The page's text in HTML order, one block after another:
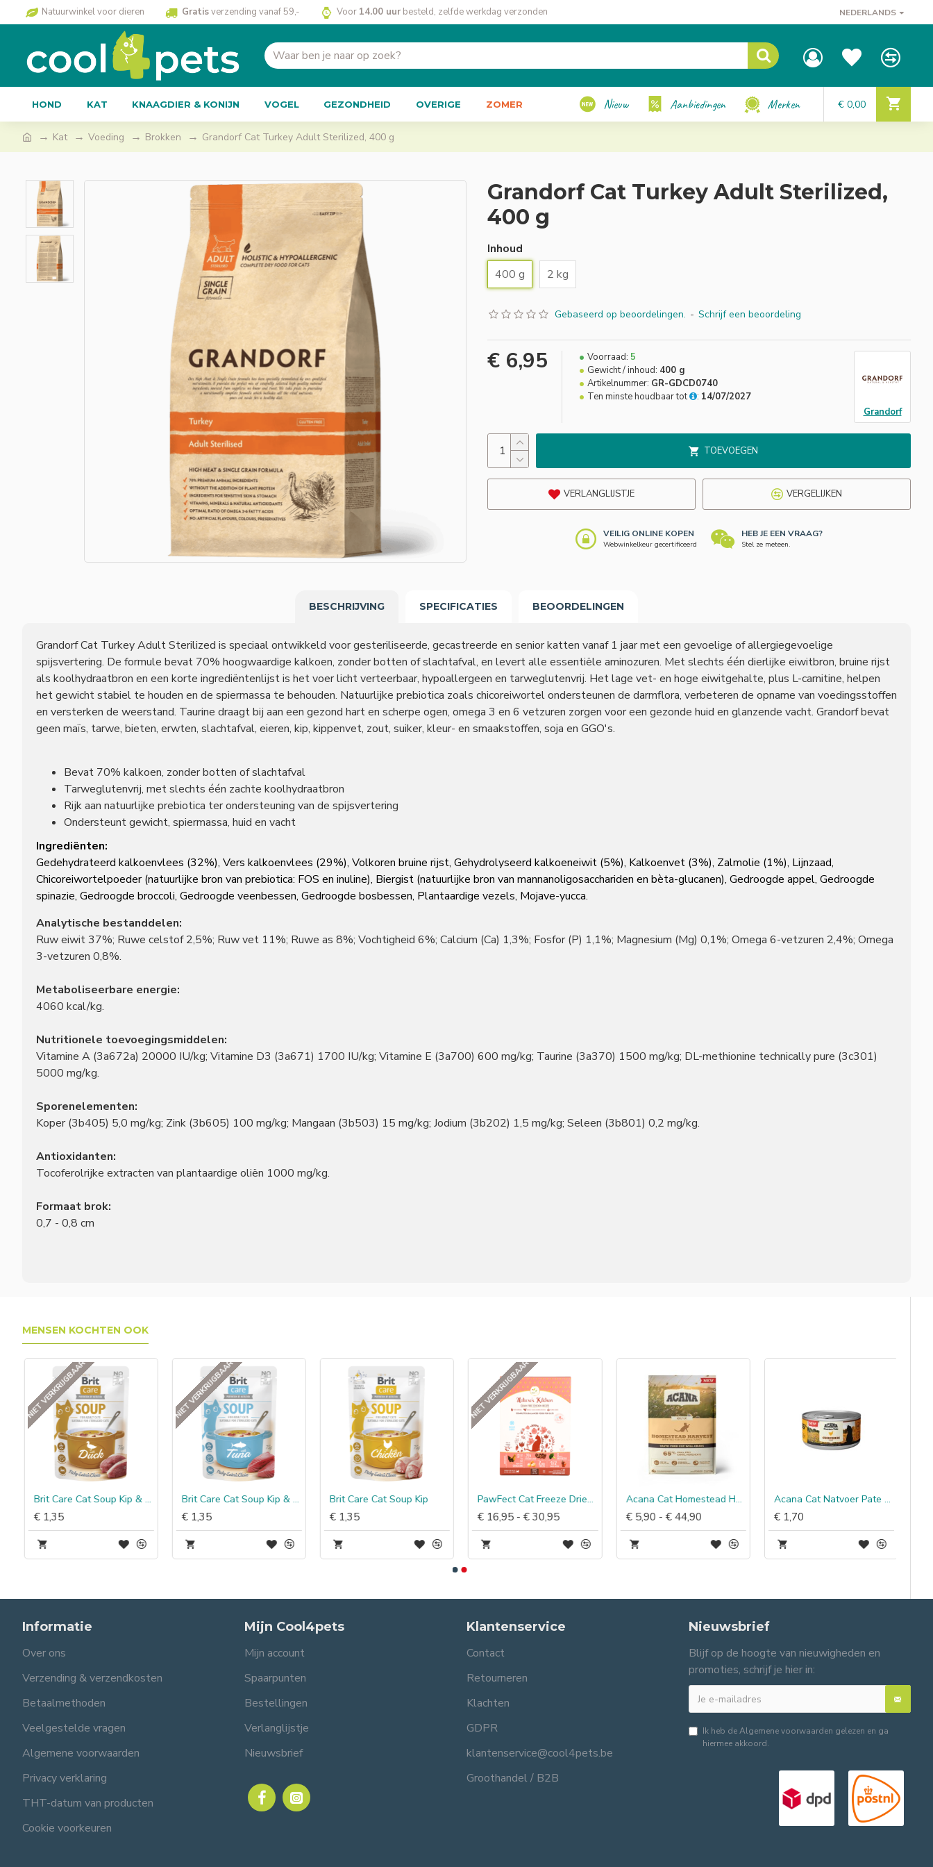
Natuurwinkel voor dieren Gratisverzending vanaf 59,- Voor 14.00 uur besteld, zelfde werkdag verzonden NEDERLANDS
HOND KAT KNAAGDIER & KONIJN VOGEL GEZONDHEID OVERIGE ZOMER Nieuw Aanbiedingen Merken € 0,00
Kat Voeding Brokken Grandorf Cat Turkey Adult Sterilized, 400 g
Inhoud
400 g
2 kg
Grandorf Cat Turkey Adult Sterilized,
400 g
Gebaseerd op beoordelingen. - Schrijf een beoordeling
€ 6,95 Voorraad: 5
Gewicht / inhoud: 400 g
Artikelnummer: GR-GDCD0740
Ten minste houdbaar tot
: 14/07/2027
Grandorf
TOEVOEGEN
VERLANGLIJSTJE VERGELIJKEN
VEILIG ONLINE KOPEN
Webwinkelkeur gecertificeerd
HEB JE EEN VRAAG?
Stel ze meteen.
BESCHRIJVING SPECIFICATIES BEOORDELINGEN
Grandorf Cat Turkey Adult Sterilized is speciaal ontwikkeld voor gesteriliseerde, gecastreerde en senior katten vanaf 1 jaar met een gevoelige of allergiegevoelige
spijsvertering. De formule bevat 70% hoogwaardige kalkoen, zonder botten of slachtafval, en levert alle essentiële aminozuren. Met slechts één dierlijke eiwitbron, bruine rijst
als koolhydraatbron en een korte ingrediëntenlijst is het voer licht verteerbaar, hypoallergeen en tarweglutenvrij. Het lage vet- en hoge eiwitgehalte, plus L-carnitine, helpen
het gewicht stabiel te houden en de spiermassa te behouden. Natuurlijke prebiotica zoals chicoreiwortel ondersteunen de darmflora, verbeteren de opname van voedingsstoffen
en versterken de weerstand. Taurine draagt bij aan een gezond hart en scherpe ogen, omega 3 en 6 vetzuren zorgen voor een gezonde huid en glanzende vacht. Grandorf bevat
geen maïs, tarwe, bieten, erwten, slachtafval, eieren, kip, kippenvet, zout, suiker, kleur- en smaakstoffen, soja en GGO's.
Bevat 70% kalkoen, zonder botten of slachtafval
Tarweglutenvrij, met slechts één zachte koolhydraatbron
Rijk aan natuurlijke prebiotica ter ondersteuning van de spijsvertering
Ondersteunt gewicht, spiermassa, huid en vacht
Ingrediënten:
Gedehydrateerd kalkoenvlees (32%), Vers kalkoenvlees (29%), Volkoren bruine rijst, Gehydrolyseerd kalkoeneiwit (5%), Kalkoenvet (3%), Zalmolie (1%), Lijnzaad,
Chicoreiwortelpoeder (natuurlijke bron van prebiotica: FOS en inuline), Biergist (natuurlijke bron van mannanoligosacchariden en bèta-glucanen), Gedroogde appel, Gedroogde
spinazie, Gedroogde broccoli, Gedroogde veenbessen, Gedroogde bosbessen, Plantaardige vezels, Mojave-yucca.
Analytische bestanddelen:
Ruw eiwit 37%; Ruwe celstof 2,5%; Ruw vet 11%; Ruwe as 8%; Vochtigheid 6%; Calcium (Ca) 1,3%; Fosfor (P) 1,1%; Magnesium (Mg) 0,1%; Omega 6-vetzuren 2,4%; Omega
3-vetzuren 0,8%.
Metaboliseerbare energie:
4060 kcal/kg.
Nutritionele toevoegingsmiddelen:
Vitamine A (3a672a) 20000 IU/kg; Vitamine D3 (3a671) 1700 IU/kg; Vitamine E (3a700) 600 mg/kg; Taurine (3a370) 1500 mg/kg; DL-methionine technically pure (3c301)
5000 mg/kg.
Sporenelementen:
Koper (3b405) 5,0 mg/kg; Zink (3b605) 100 mg/kg; Mangaan (3b503) 15 mg/kg; Jodium (3b202) 1,5 mg/kg; Seleen (3b801) 0,2 mg/kg.
Antioxidanten:
Tocoferolrijke extracten van plantaardige oliën 1000 mg/kg.
Formaat brok:
0,7 - 0,8 cm
MENSEN KOCHTEN OOK
NIET VERKRIJGBAAR
Brit Care Cat Soup Kip & Eend
€ 1,35
NIET VERKRIJGBAAR
Brit Care Cat Soup Kip & Tonijn
€ 1,35
Brit Care Cat Soup Kip
€ 1,35
NIET VERKRIJGBAAR
PawFect Cat Freeze Dried Foods Chicken
€ 16,95 - € 30,95
Acana Cat Homestead Harvest
€ 5,90 - € 44,90
Acana Cat Natvoer Pate Chicken & Tuna
€ 1,70
Informatie
Over ons
Verzending & verzendkosten
Betaalmethoden
Veelgestelde vragen
Algemene voorwaarden
Privacy verklaring
THT-datum van producten
Cookie voorkeuren
Mijn Cool4pets
Mijn account
Spaarpunten
Bestellingen
Verlanglijstje
Nieuwsbrief
Klantenservice
Contact
Retourneren
Klachten
GDPR
klantenservice@cool4pets.be
Groothandel / B2B
Nieuwsbrief
Blijf op de hoogte van nieuwigheden en
promoties, schrijf je hier in:
Ik heb deAlgemene voorwaarden gelezen en ga
hiermee akkoord.